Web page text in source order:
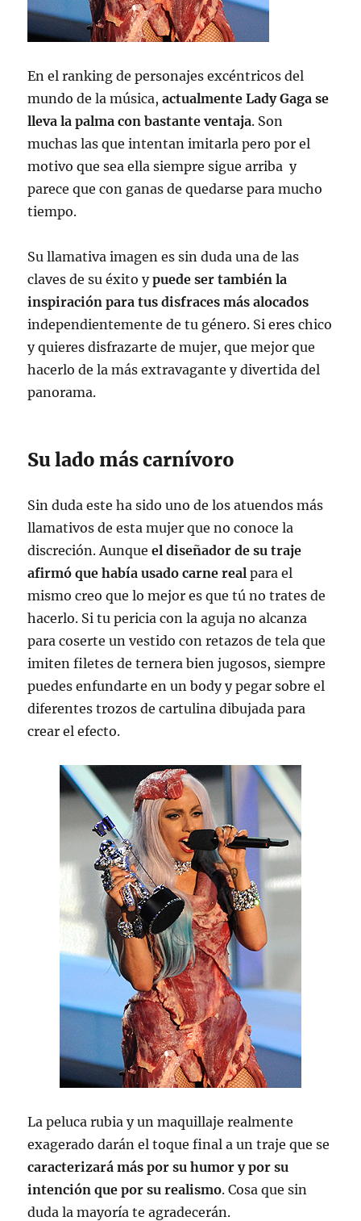
En el ranking de personajes excéntricos del
mundo de la música,actualmente Lady Gaga se
lleva la palma con bastante ventaja. Son
muchas las que intentan imitarla pero por el
motivo que sea ella siempre sigue arriba y
parece que con ganas de quedarse para mucho
tiempo.
Su llamativa imagen es sin duda una de las
claves de su éxito ypuede ser también la
inspiración para tus disfraces más alocados
independientemente de tu género. Si eres chico
y quieres disfrazarte de mujer, que mejor que
hacerlo de la más extravagante y divertida del
panorama.
Su lado más carnívoro
Sin duda este ha sido uno de los atuendos más
llamativos de esta mujer que no conoce la
discreción. Aunqueel diseñador de su traje
afirmó que había usado carne real para el
mismo creo que lo mejor es que tú no trates de
hacerlo. Si tu pericia con la aguja no alcanza
para coserte un vestido con retazos de tela que
imiten filetes de ternera bien jugosos, siempre
puedes enfundarte en un body y pegar sobre el
diferentes trozos de cartulina dibujada para
crear el efecto.
La peluca rubia y un maquillaje realmente
exagerado darán el toque final a un traje que se
caracterizará más por su humor y por su
intención que por su realismo. Cosa que sin
duda la mayoría te agradecerán.